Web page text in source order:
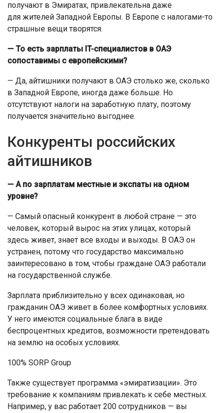
получают в Эмиратах, привлекательна даже
для жителей Западной Европы. В Европе с налогами-то
страшные вещи творятся.
— То есть зарплаты IT-специалистов в ОАЭ
сопоставимы с европейскими?
— Да, айтишники получают в ОАЭ столько же, сколько
в Западной Европе, иногда даже больше. Но
отсутствуют налоги на заработную плату, поэтому
получается значительно выгоднее.
Конкуренты российских
айтишников
— А по зарплатам местные и экспаты на одном
уровне?
— Самый опасный конкурент в любой стране — это
человек, который вырос на этих улицах, который
здесь живет, знает все входы и выходы. В ОАЭ он
устранен, потому что государство максимально
заинтересовано в том, чтобы граждане ОАЭ работали
на государственной службе.
Зарплата приблизительно у всех одинаковая, но
гражданин ОАЭ живет в более комфортных условиях.
У него имеются социальные блага в виде
беспроцентных кредитов, возможности претендовать
на землю на особых условиях.
100% SORP Group
Также существует программа «эмиратизации». Это
требование к компаниям привлекать к себе местных.
Например, у вас работает 200 сотрудников — вы